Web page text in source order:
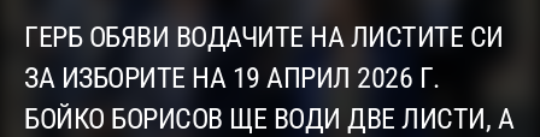
ГЕРБ ОБЯВИ ВОДАЧИТЕ НА ЛИСТИТЕ СИ
ЗА ИЗБОРИТЕ НА 19 АПРИЛ 2026 Г.
БОЙКО БОРИСОВ ЩЕ ВОДИ ДВЕ ЛИСТИ, А